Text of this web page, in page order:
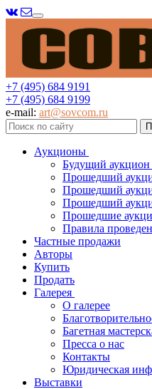
Меню
+7 (495) 684 9191
+7 (495) 684 9199
e-mail: art@sovcom.ru
Аукционы
Будущий аукцион
Прошедший
Прошедший
Прошедший
Прошедшие
Правила
Частные продажи
Авторы
Купить
Продать
Галерея
О галерее
Багетная
Пресса о нас
Контакты
Юридическая
Выставки